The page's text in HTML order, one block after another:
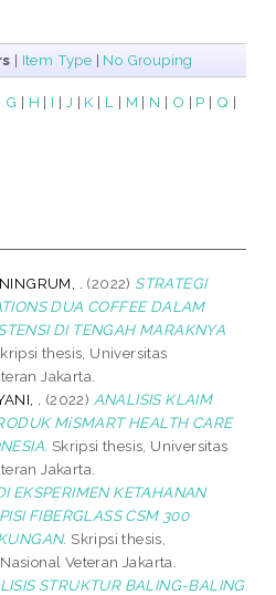
| Item Type | No Grouping
G | H | I | J | K | L | M | N | O | P | Q |
. (2022) STRATEGI
DUA COFFEE DALAM
DI TENGAH MARAKNYA
thesis, Universitas
Jakarta.
.
(2022) ANALISIS KLAIM
MiSMART HEALTH CARE
Skripsi thesis, Universitas
Jakarta.
EKSPERIMEN KETAHANAN
FIBERGLASS CSM 300
Skripsi thesis,
Veteran Jakarta.
STRUKTUR BALING-BALING